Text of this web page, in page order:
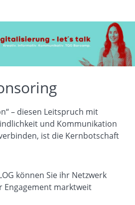
– diesen Leitspruch mit
und Kommunikation
ist die Kernbotschaft
können Sie ihr Netzwerk
Engagement marktweit